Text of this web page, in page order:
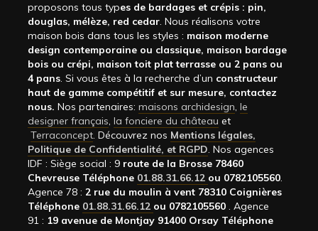
proposons tous types de bardages et crépis : pin,
douglas, mélèze, red cedar. Nous réalisons votre
maison bois dans tous les styles : maison moderne
design contemporaine ou classique, maison bardage
bois ou crépi, maison toit plat terrasse ou 2 pans ou
4 pans. Si vous êtes à la recherche d’un constructeur
haut de gamme compétitif et sur mesure, contactez
nous. Nos partenaires: maisons archidesign, le
designer français, la fonciere du château et
Terraconcept. Découvrez nos Mentions légales,
Politique de Confidentialité, et RGPD. Nos agences
IDF : Siège social : 9 route de la Brosse 78460
Chevreuse Téléphone 01.88.31.66.12 ou 0782105560.
Agence 78 : 2 rue du moulin à vent 78310 Coignières
Téléphone 01.88.31.66.12 ou 0782105560 . Agence
91 : 19 avenue de Montjay 91400 Orsay Téléphone